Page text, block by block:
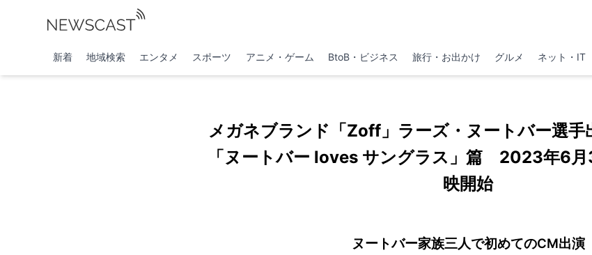
新着 地域検索 エンタメ スポーツ アニメ・ゲーム BtoB・ビジネス 旅行・お出かけ グルメ ネット・IT
メガネブランド「Zoff」ラーズ・ヌートバー選
「ヌートバー loves サングラス」篇 2023年6
映開始
ヌートバー家族三人で初めてのCM出演